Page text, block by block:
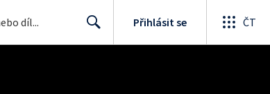
Přihlásit se ČT